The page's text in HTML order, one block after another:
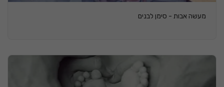
מעשה אבות - סימן לבנים